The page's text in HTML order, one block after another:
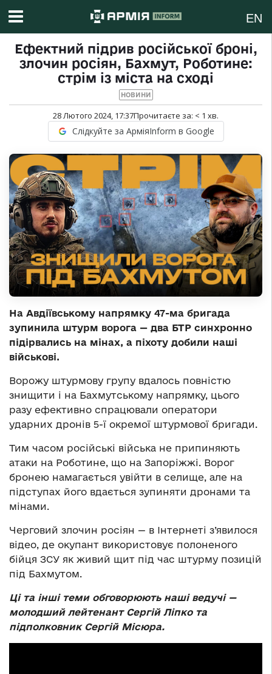
EN
Ефектний підрив російської броні,
злочин росіян, Бахмут, Роботине:
стрім із міста на сході
НОВИНИ
28 Лютого 2024, 17:37Прочитаєте за: < 1 хв.
Слідкуйте за АрміяInform в Google
На Авдіївському напрямку 47-ма бригада
зупинила штурм ворога — два БТР синхронно
підірвались на мінах, а піхоту добили наші
військові.
Ворожу штурмову групу вдалось повністю
знищити і на Бахмутському напрямку, цього
разу ефективно спрацювали оператори
ударних дронів 5-ї окремої штурмової бригади.
Тим часом російські війська не припиняють
атаки на Роботине, що на Запоріжжі. Ворог
бронею намагається увійти в селище, але на
підступах його вдається зупиняти дронами та
мінами.
Черговий злочин росіян — в Інтернеті з’явилося
відео, де окупант використовує полоненого
бійця ЗСУ як живий щит під час штурму позицій
під Бахмутом.
Ці та інші теми обговорюють наші ведучі —
молодший лейтенант Сергій Ліпко та
підполковник Сергій Місюра.